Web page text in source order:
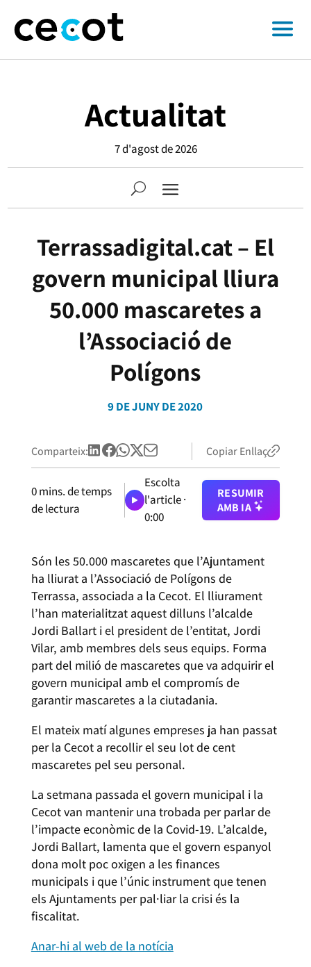
Actualitat
7 d'agost de 2026
Terrassadigital.cat – El
govern municipal lliura
50.000 mascaretes a
l’Associació de
Polígons
9 DE JUNY DE 2020
Comparteix: Copiar Enllaç
0mins. de temps
de lectura
Escolta
l'article ·
0:00
RESUMIR
AMB IA
Són les 50.000 mascaretes que l’Ajuntament
ha lliurat a l’Associació de Polígons de
Terrassa, associada a la Cecot. El lliurament
l’han materialitzat aquest dilluns l’alcalde
Jordi Ballart i el president de l’entitat, Jordi
Vilar, amb membres dels seus equips. Forma
part del milió de mascaretes que va adquirir el
govern municipal amb el compromís de
garantir mascaretes a la ciutadania.
El mateix matí algunes empreses ja han passat
per la Cecot a recollir el seu lot de cent
mascaretes pel seu personal.
La setmana passada el govern municipal i la
Cecot van mantenir una trobada per parlar de
l’impacte econòmic de la Covid-19. L’alcalde,
Jordi Ballart, lamenta que el govern espanyol
dona molt poc oxigen a les finances
municipals i que l’únic instrument que tenen
els Ajuntaments per pal·liar la crisi és la
fiscalitat.
Anar-hi al web de la notícia